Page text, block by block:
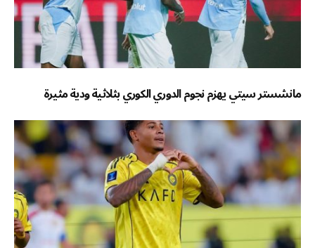
مانشستر سيتي يهزم نجوم الدوري الكوري بثلاثية ودية مثيرة